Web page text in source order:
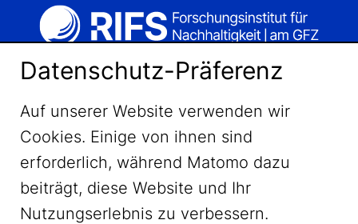
Datenschutz-Präferenz
Auf unserer Website verwenden wir
Cookies. Einige von ihnen sind
erforderlich, während Matomo dazu
beiträgt, diese Website und Ihr
Nutzungserlebnis zu verbessern.